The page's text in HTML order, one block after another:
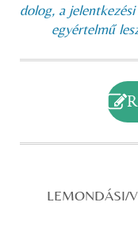
dolog, a
egyértelmű
LEMONDÁSI/